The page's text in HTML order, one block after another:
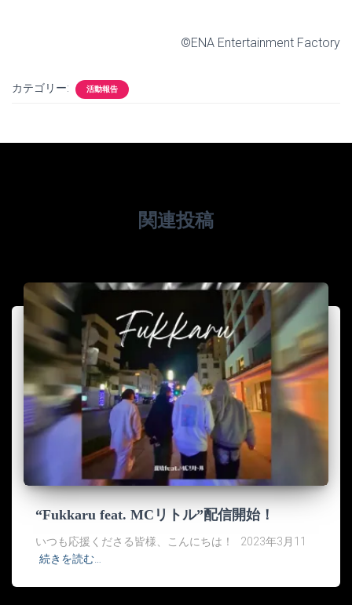
©ENA Entertainment Factory
カテゴリー: 活動報告
関連投稿
“Fukkaru feat. MCリトル”配信開始！
いつも応援くださる皆様、こんにちは！ 2023年3月11
続きを読む…